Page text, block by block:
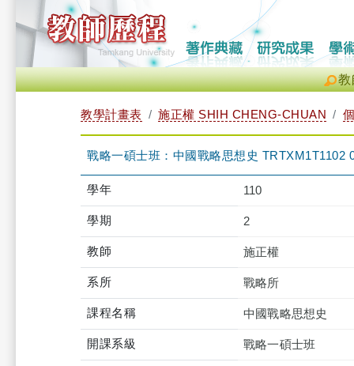
教
教學計畫表 施正權 SHIH CHENG-CHUAN
戰略一碩士班：中國戰略思想史 TRTXM1T1102
學年 110
學期 2
教師 施正權
系所 戰略所
課程名稱 中國戰略思想史
開課系級 戰略一碩士班